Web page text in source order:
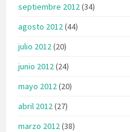
septiembre 2012(34)
agosto 2012(44)
julio 2012(20)
junio 2012(24)
mayo 2012(20)
abril 2012(27)
marzo 2012(38)